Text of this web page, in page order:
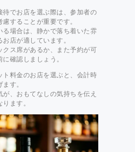
待でお店を選ぶ際は、参加者の
することが重要です。
る場合は、静かで落ち着いた雰
店が適しています。
クス席があるか、また予約が可
確認しましょう。
ト料金のお店を選ぶと、会計時
す。
が、おもてなしの気持ちを伝え
ます。